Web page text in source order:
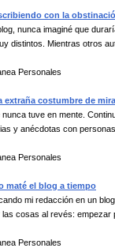
con la
nunca imaginé que
distintos. Mientras otros
Personales
extraña costumbre de
tuve en mente.
y anécdotas con
Personales
maté el blog a tiempo
mi redacción en un
cosas al revés: empezar
Personales